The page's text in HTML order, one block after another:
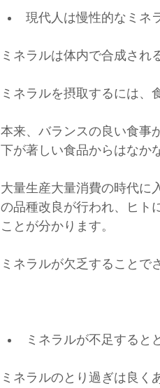
現代人は慢性的なミネ
ミネラルは体内で合成され
ミネラルを摂取するには、
本来、バランスの良い食事
下が著しい食品からはなか
大量生産大量消費の時代に
の品種改良が行われ、ヒト
ことが分かります。
ミネラルが欠乏することで
ミネラルが不足すると
ミネラルのとり過ぎは良く